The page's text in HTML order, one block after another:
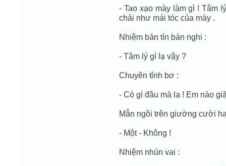
- Tao xạo mày làm gì ! Tâm
chải như mái tóc của mày .
Nhiệm bán tín bán nghi :
- Tâm lý gì lạ vậy ?
Chuyên tỉnh bơ :
- Có gì đâu mà lạ ! Em nào
Mẫn ngồi trên giường cười
- Một - Không !
Nhiệm nhún vai :